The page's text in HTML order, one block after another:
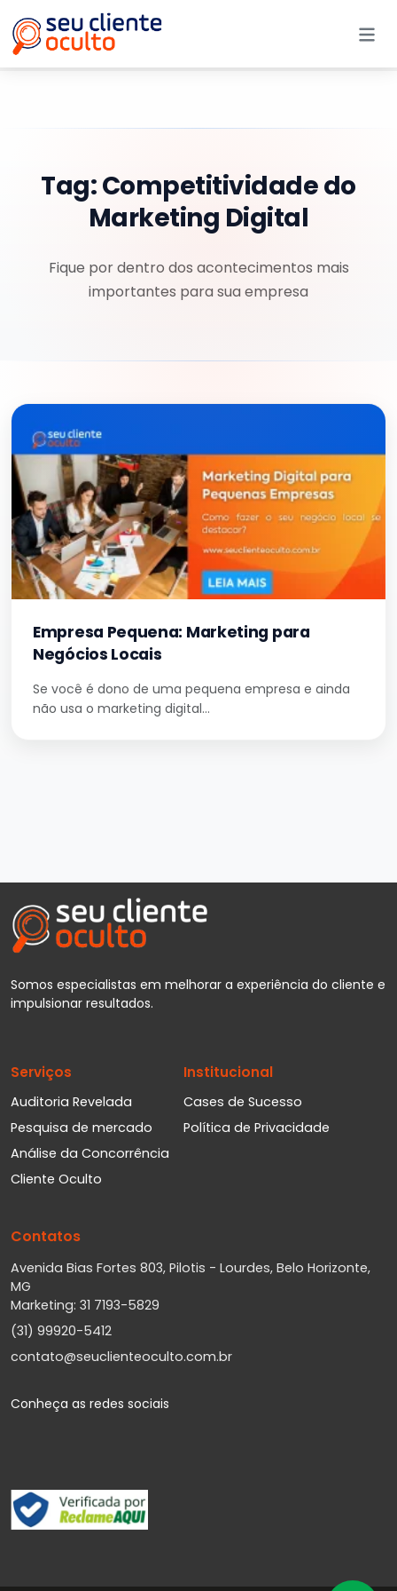
Tag:Competitividade do
Marketing Digital
Fique por dentro dos acontecimentos mais
importantes para sua empresa
Empresa Pequena: Marketing para
Negócios Locais
Se você é dono de uma pequena empresa e ainda
não usa o marketing digital…
Somos especialistas em melhorar a experiência do cliente e
impulsionar resultados.
Serviços
Auditoria Revelada
Pesquisa de mercado
Análise da Concorrência
Cliente Oculto
Institucional
Cases de Sucesso
Política de Privacidade
Contatos
Avenida Bias Fortes 803, Pilotis - Lourdes, Belo Horizonte,
MG
Marketing: 31 7193-5829
(31) 99920-5412
contato@seuclienteoculto.com.br
Conheça as redes sociais